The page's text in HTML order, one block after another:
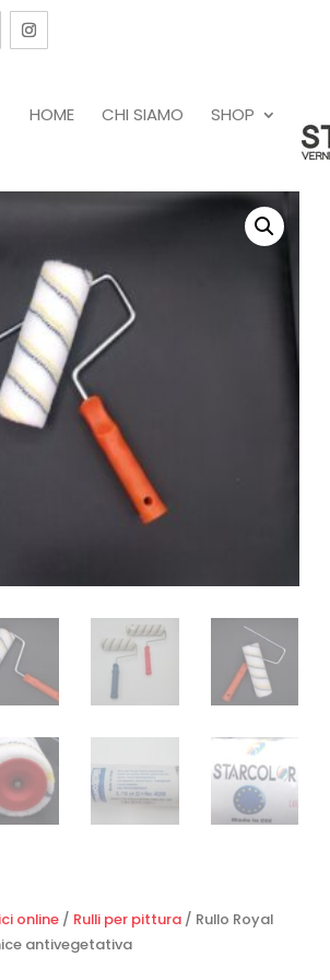
HOME CHI SIAMO SHOP
online / Rulli per pittura / Rullo Royal
antivegetativa